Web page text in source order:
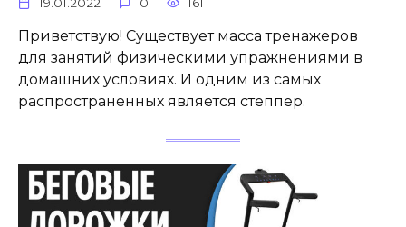
19.01.2022 0 161
Приветствую! Существует масса тренажеров
для занятий физическими упражнениями в
домашних условиях. И одним из самых
распространенных является степпер.